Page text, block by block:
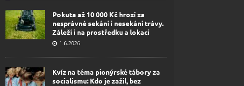
Pokuta až 10 000 Kč hrozí za
nesprávné sekání i nesekání trávy.
Záleží i na prostředku a lokaci
1.6.2026
Kvíz na téma pionýrské tábory za
socialismu: Kdo je zažil, bez